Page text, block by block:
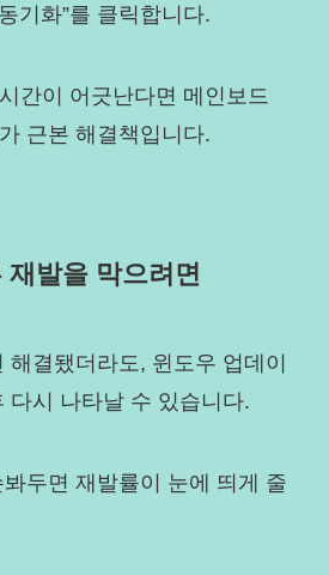
기화”를 클릭합니다.
간이 어긋난다면 메인보드
근본 해결책입니다.
발을 막으려면
결됐더라도, 윈도우 업데이
다시 나타날 수 있습니다.
두면 재발률이 눈에 띄게 줄